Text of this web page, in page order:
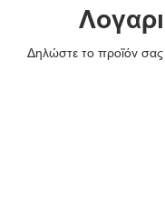
Δηλώστε το προϊόν σας